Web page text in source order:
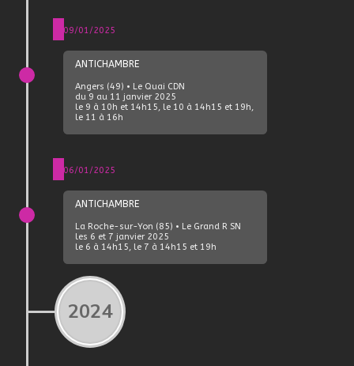
09/01/2025
ANTICHAMBRE
Angers (49) • Le Quai CDN
du 9 au 11 janvier 2025
le 9 à 10h et 14h15, le 10 à 14h15 et 19h,
le 11 à 16h
06/01/2025
ANTICHAMBRE
La Roche-sur-Yon (85) • Le Grand R SN
les 6 et 7 janvier 2025
le 6 à 14h15, le 7 à 14h15 et 19h
2024